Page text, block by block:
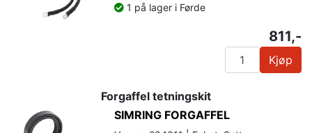
1 på lager i Førde
811,-
Kjøp
Forgaffel tetningskit
SIMRING FORGAFFEL